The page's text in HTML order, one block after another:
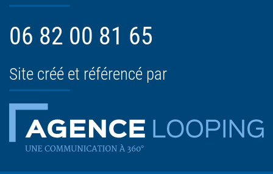
06 82 00 81 65
Site créé et référencé par